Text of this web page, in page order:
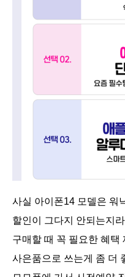
사실 아이폰14 모델은 워
할인이 그다지 안되는지
구매할 때 꼭 필요한 혜택
사은품으로 쓰는게 좀 더